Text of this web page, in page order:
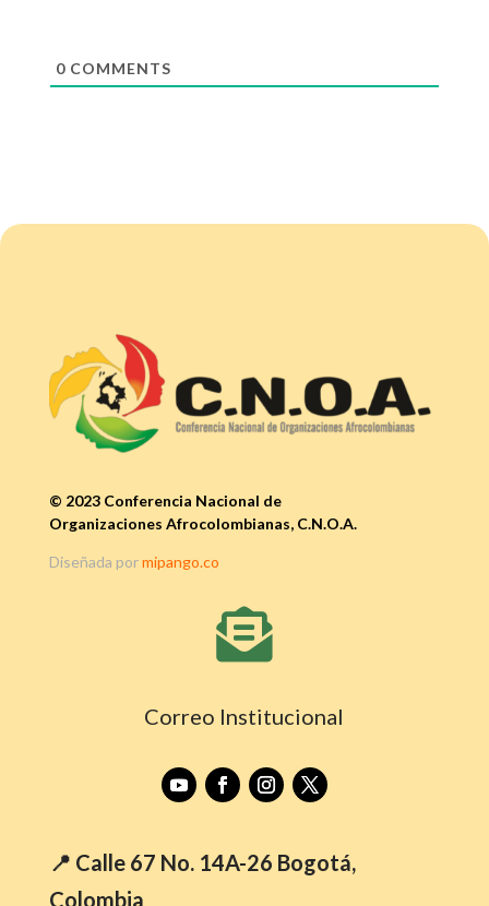
0COMMENTS
© 2023 Conferencia Nacional de
Organizaciones Afrocolombianas, C.N.O.A.
Diseñada pormipango.co

Correo Institucional
📍 Calle 67 No. 14A-26 Bogotá,
Colombia